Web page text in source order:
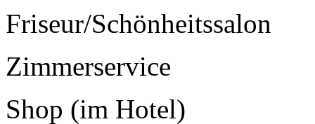
Friseur/Schönheitssalon
Zimmerservice
Shop (im Hotel)